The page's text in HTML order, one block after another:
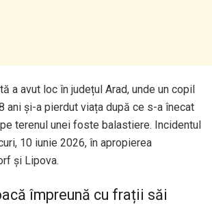
a avut loc în județul Arad, unde un copil
ani și-a pierdut viața după ce s-a înecat
terenul unei foste balastiere. Incidentul
10 iunie 2026, în apropierea
și Lipova.
împreună cu frații săi